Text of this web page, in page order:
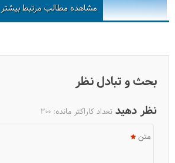
مشاهده مطالب مرتبطبیشتر
بحث و تبادل نظر
نظر دهید تعداد کاراکتر مانده: 300
متن